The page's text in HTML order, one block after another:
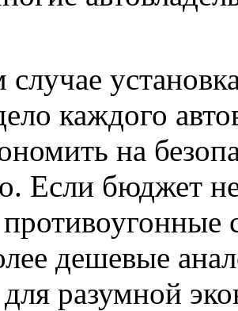
каждого
на
Если бюджет не
дешевые
разумной